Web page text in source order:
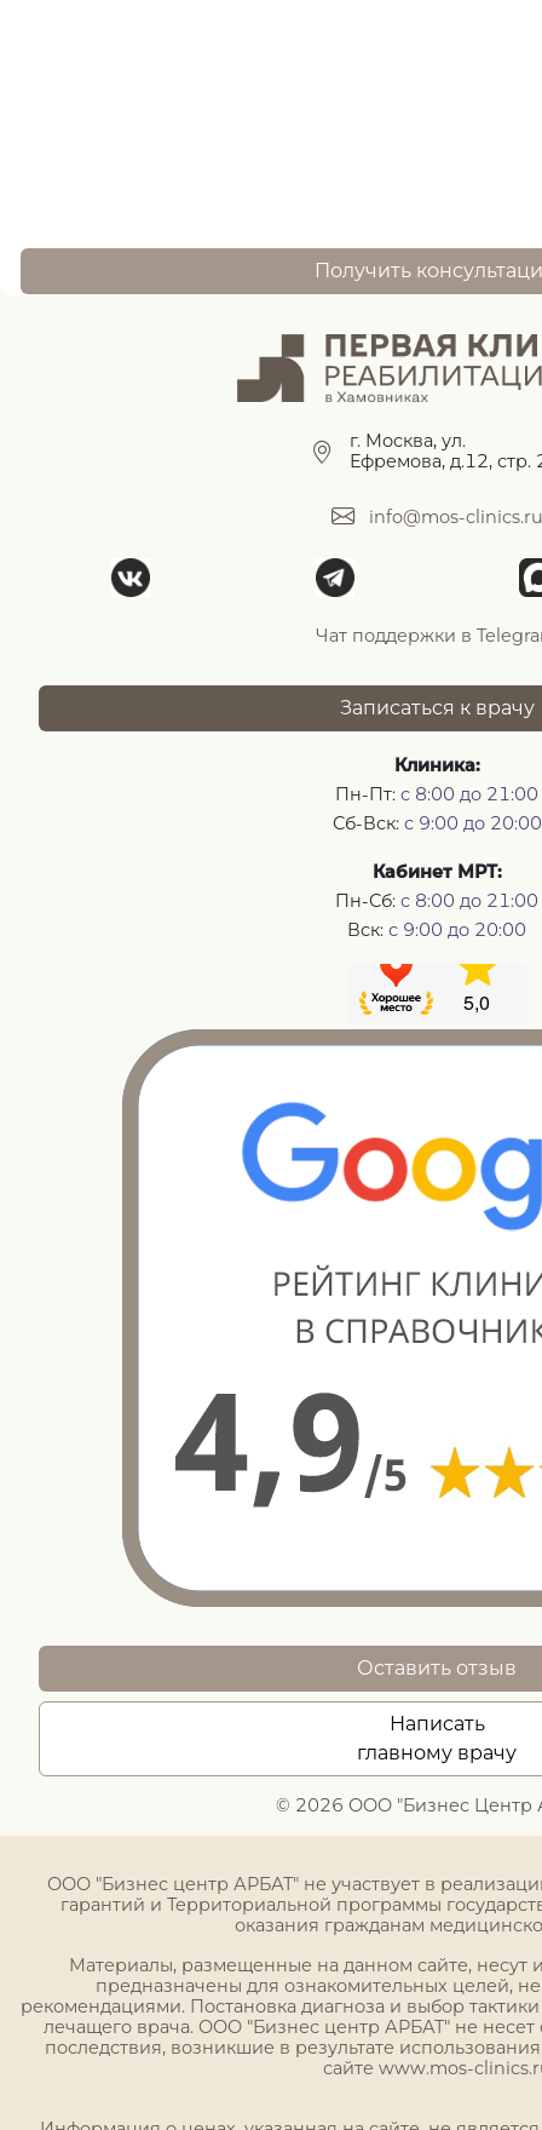
Получить
г. Москва, ул.
Ефремова, д.12, стр.
info@mos-clinics.ru
Чат поддержки в
Записаться к врачу
Клиника:
Пн-Пт: с 8:00 до 21:00
Сб-Вск: с 9:00 до 20:00
Кабинет МРТ:
Пн-Сб: с 8:00 до 21:00
Вск: с 9:00 до 20:00
© 2026 ООО "Бизнес Центр
Оставить отзыв
Написать
главному врачу
ООО "Бизнес центр АРБАТ" не участвует в
гарантий и Территориальной программы
оказания гражданам
Материалы, размещенные на данном сайте, несут
предназначены для ознакомительных целей,
рекомендациями. Постановка диагноза и выбор
лечащего врача. ООО "Бизнес центр АРБАТ" не несет
последствия, возникшие в результате
сайте www.mos-